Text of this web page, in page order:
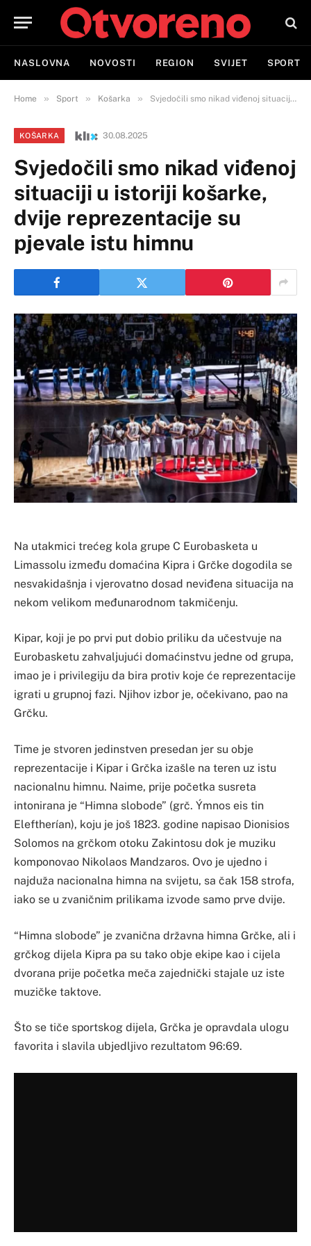
NASLOVNA NOVOSTI REGION SVIJET SPORT
Home » Sport » Košarka » Svjedočili smo nikad viđenoj situaciji u istoriji košarke, dvije reprezentacije su pjevale istu himnu
KOŠARKA 30.08.2025
Svjedočili smo nikad viđenoj
situaciji u istoriji košarke,
dvije reprezentacije su
pjevale istu himnu
Na utakmici trećeg kola grupe C Eurobasketa u
Limassolu između domaćina Kipra i Grčke dogodila se
nesvakidašnja i vjerovatno dosad neviđena situacija na
nekom velikom međunarodnom takmičenju.
Kipar, koji je po prvi put dobio priliku da učestvuje na
Eurobasketu zahvaljujući domaćinstvu jedne od grupa,
imao je i privilegiju da bira protiv koje će reprezentacije
igrati u grupnoj fazi. Njihov izbor je, očekivano, pao na
Grčku.
Time je stvoren jedinstven presedan jer su obje
reprezentacije i Kipar i Grčka izašle na teren uz istu
nacionalnu himnu. Naime, prije početka susreta
intonirana je “Himna slobode” (grč. Ýmnos eis tin
Eleftherían), koju je još 1823. godine napisao Dionisios
Solomos na grčkom otoku Zakintosu dok je muziku
komponovao Nikolaos Mandzaros. Ovo je ujedno i
najduža nacionalna himna na svijetu, sa čak 158 strofa,
iako se u zvaničnim prilikama izvode samo prve dvije.
“Himna slobode” je zvanična državna himna Grčke, ali i
grčkog dijela Kipra pa su tako obje ekipe kao i cijela
dvorana prije početka meča zajednički stajale uz iste
muzičke taktove.
Što se tiče sportskog dijela, Grčka je opravdala ulogu
favorita i slavila ubjedljivo rezultatom 96:69.